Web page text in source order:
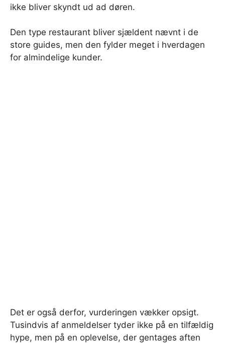
ikke bliver skyndt ud ad døren.
Den type restaurant bliver sjældent nævnt i de
store guides, men den fylder meget i hverdagen
for almindelige kunder.
Det er også derfor, vurderingen vækker opsigt.
Tusindvis af anmeldelser tyder ikke på en tilfældig
hype, men på en oplevelse, der gentages aften